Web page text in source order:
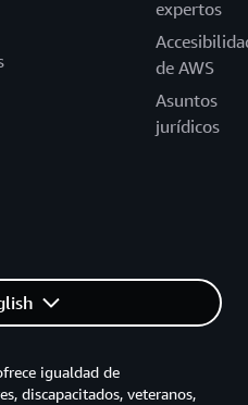
expertos
de AWS
Asuntos
jurídicos
igualdad de
discapacitados, veteranos,